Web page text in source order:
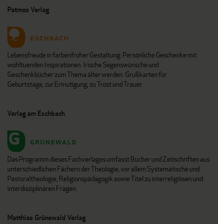
Patmos Verlag
Lebensfreude in farbenfroher Gestaltung: Persönliche Geschenke mit
wohltuenden Inspirationen. Irische Segenswünsche und
Geschenkbücher zum Thema älter werden. Grußkarten für
Geburtstage, zur Ermutigung, zu Trost und Trauer.
Verlag am Eschbach
Das Programm dieses Fachverlages umfasst Bücher und Zeitschriften aus
unterschiedlichen Fächern der Theologie, vor allem Systematische und
Pastoraltheologie, Religionspädagogik sowie Titel zu interreligiösen und
interdisziplinären Fragen.
Matthias Grünewald Verlag